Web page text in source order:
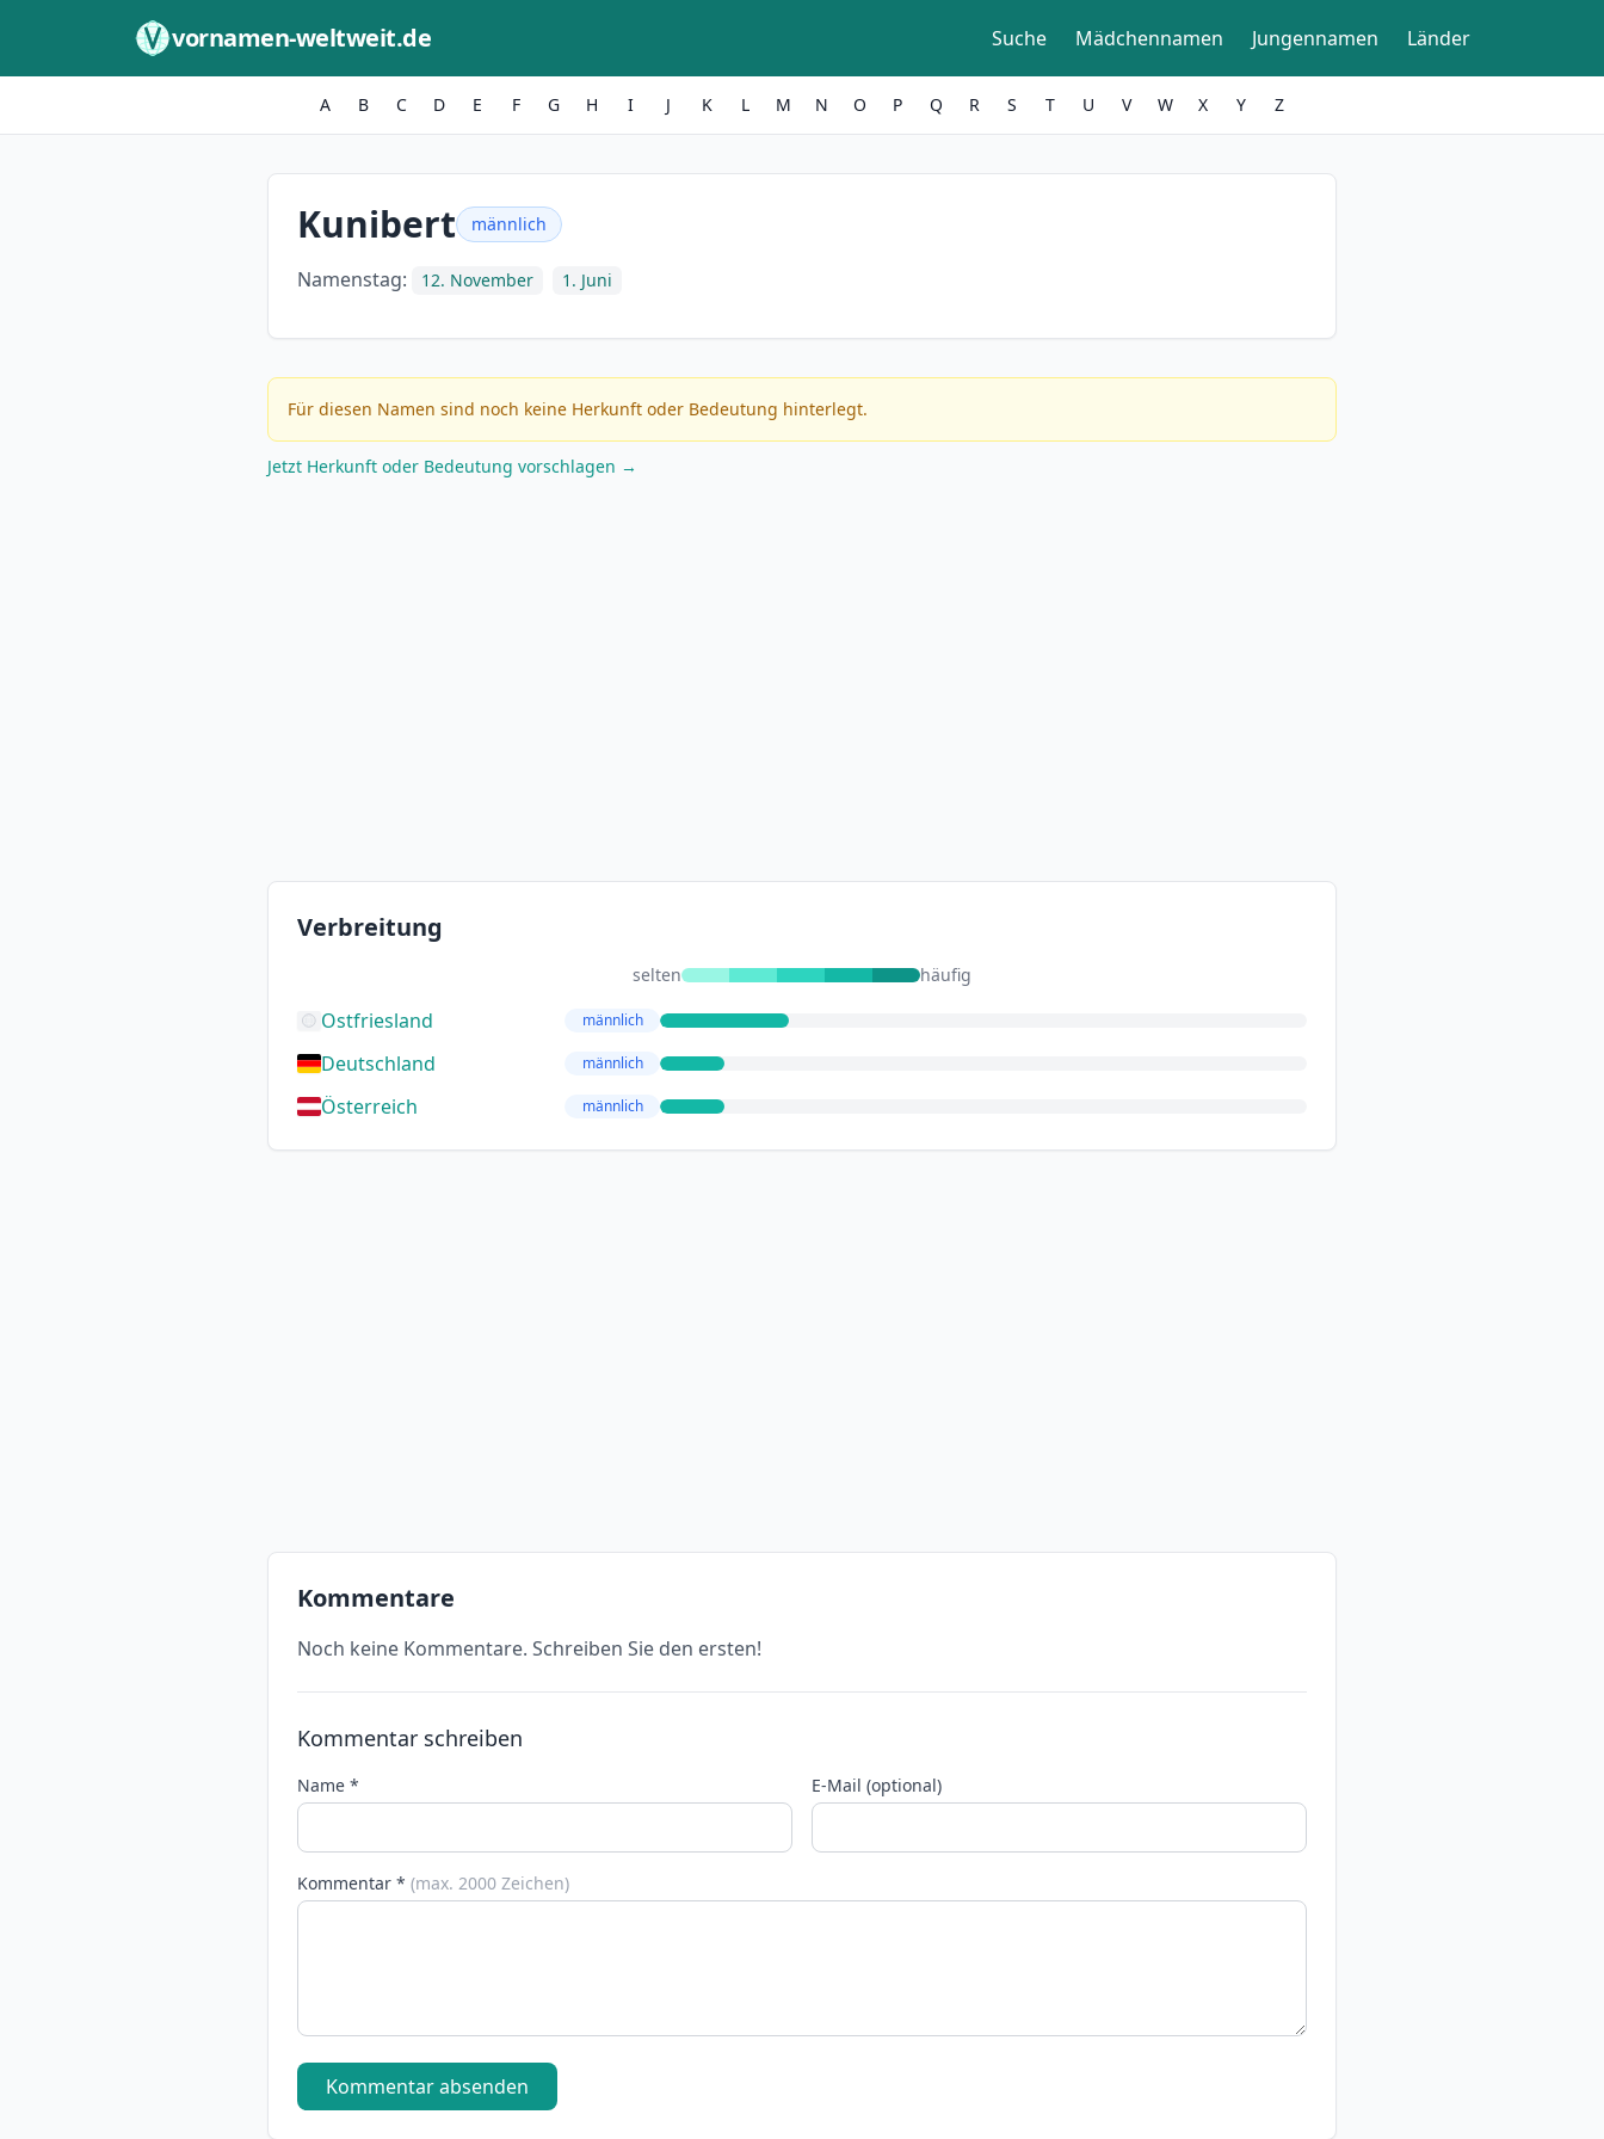
vornamen-weltweit.de Suche Mädchennamen Jungennamen Länder
A B C D E F G H I J K L M N O P Q R S T U V W X Y Z
Kunibert männlich
Namenstag: 12. November 1. Juni
Für diesen Namen sind noch keine Herkunft oder Bedeutung hinterlegt.
Jetzt Herkunft oder Bedeutung vorschlagen →
Verbreitung
selten häufig
Ostfriesland männlich
Deutschland männlich
Österreich männlich
Kommentare
Noch keine Kommentare. Schreiben Sie den ersten!
Kommentar schreiben
Name * E-Mail (optional)
Kommentar * (max. 2000 Zeichen)
Kommentar absenden